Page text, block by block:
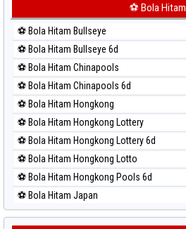
⚽ Bola Merah Kuda Lari
⚽ Bola Merah Magnum Cambodia
⚽ Bola Merah Nagoya
⚽ Bola Merah North Carolina Day
⚽ Bola Merah Pcso
⚽ Bola Merah Sao Paulo
⚽ Bola Merah Singapore
⚽ Bola Merah Sydney
⚽ Bola Merah Sydney Lottery
⚽ Bola Merah Sydney Lottery 6d
⚽ Bola Merah Sydney Lotto
⚽ Bola Hitam
⚽ Bola Hitam Bullseye
⚽ Bola Hitam Bullseye 6d
⚽ Bola Hitam Chinapools
⚽ Bola Hitam Chinapools 6d
⚽ Bola Hitam Hongkong
⚽ Bola Hitam Hongkong Lottery
⚽ Bola Hitam Hongkong Lottery 6d
⚽ Bola Hitam Hongkong Lotto
⚽ Bola Hitam Hongkong Pools 6d
⚽ Bola Hitam Japan
⚽ Bola Hitam Japan 6d